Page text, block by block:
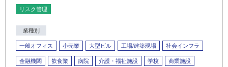
リスク管理
業種別
一般オフィス 小売業 大型ビル 工場/建築現場 社会インフラ
金融機関 飲食業 病院 介護・福祉施設 学校 商業施設